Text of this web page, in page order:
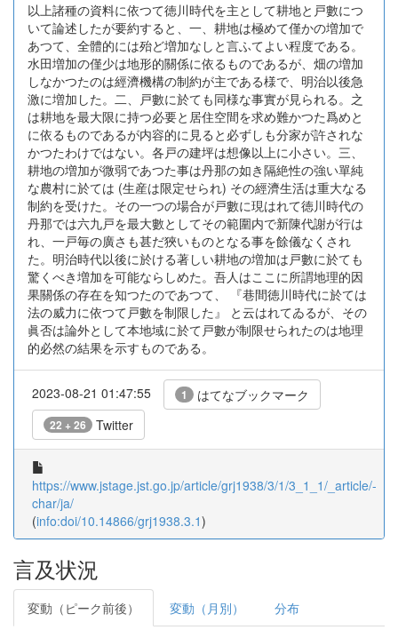
以上諸種の資料に依つて徳川時代を主として耕地と戸數につ
いて論述したが要約すると、一、耕地は極めて僅かの増加で
あつて、全體的には殆ど増加なしと言ふてよい程度である。
水田増加の僅少は地形的關係に依るものであるが、畑の増加
しなかつたのは經濟機構の制約が主である様で、明治以後急
激に増加した。二、戸數に於ても同様な事實が見られる。之
は耕地を最大限に持つ必要と居住空間を求め難かつた爲めと
に依るものであるが内容的に見ると必ずしも分家が許されな
かつたわけではない。各戸の建坪は想像以上に小さい。三、
耕地の増加が微弱であつた事は丹那の如き隔絶性の強い單純
な農村に於ては (生産は限定せられ) その經濟生活は重大なる
制約を受けた。その一つの場合が戸數に現はれて徳川時代の
丹那では六九戸を最大數としてその範圍内で新陳代謝が行は
れ、一戸毎の廣さも甚だ狹いものとなる事を餘儀なくされ
た。明治時代以後に於ける著しい耕地の増加は戸數に於ても
驚くべき増加を可能ならしめた。吾人はここに所謂地理的因
果關係の存在を知つたのであつて、 『巷間徳川時代に於ては
法の威力に依つて戸數を制限した』 と云はれてゐるが、その
眞否は論外として本地域に於て戸數が制限せられたのは地理
的必然の結果を示すものである。
2023-08-21 01:47:55 1 はてなブックマーク
22 + 26 Twitter
https://www.jstage.jst.go.jp/article/grj1938/3/1/3_1_1/_article/-
char/ja/
(info:doi/10.14866/grj1938.3.1)
言及状況
変動（ピーク前後） 変動（月別） 分布